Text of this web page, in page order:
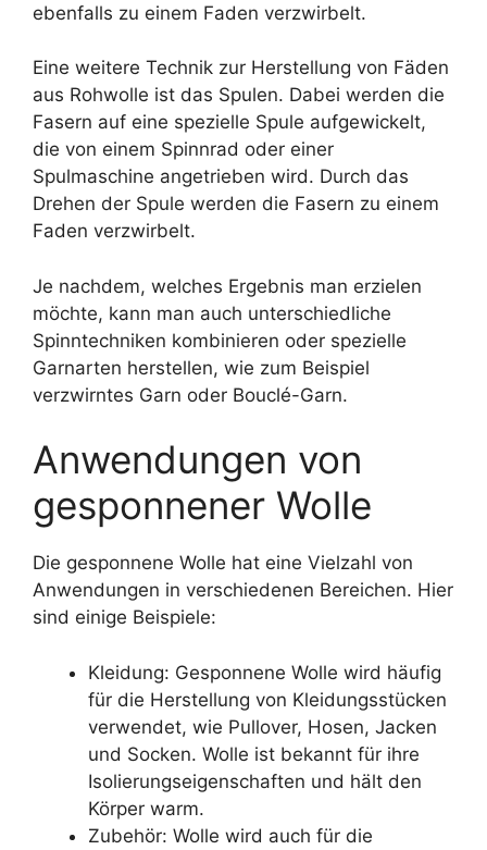
ebenfalls zu einem Faden verzwirbelt.
Eine weitere Technik zur Herstellung von Fäden
aus Rohwolle ist das Spulen. Dabei werden die
Fasern auf eine spezielle Spule aufgewickelt,
die von einem Spinnrad oder einer
Spulmaschine angetrieben wird. Durch das
Drehen der Spule werden die Fasern zu einem
Faden verzwirbelt.
Je nachdem, welches Ergebnis man erzielen
möchte, kann man auch unterschiedliche
Spinntechniken kombinieren oder spezielle
Garnarten herstellen, wie zum Beispiel
verzwirntes Garn oder Bouclé-Garn.
Anwendungen von
gesponnener Wolle
Die gesponnene Wolle hat eine Vielzahl von
Anwendungen in verschiedenen Bereichen. Hier
sind einige Beispiele:
Kleidung: Gesponnene Wolle wird häufig
für die Herstellung von Kleidungsstücken
verwendet, wie Pullover, Hosen, Jacken
und Socken. Wolle ist bekannt für ihre
Isolierungseigenschaften und hält den
Körper warm.
Zubehör: Wolle wird auch für die